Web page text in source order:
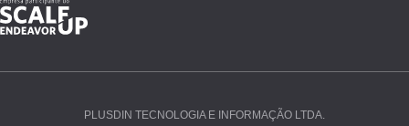
PLUSDIN TECNOLOGIA E INFORMAÇÃO LTDA.